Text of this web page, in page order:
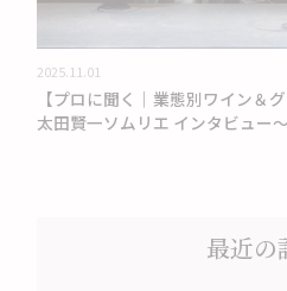
2025.11.01
【プロに聞く｜業態別ワイン＆
太田賢一ソムリエ インタビュー〜
最近の